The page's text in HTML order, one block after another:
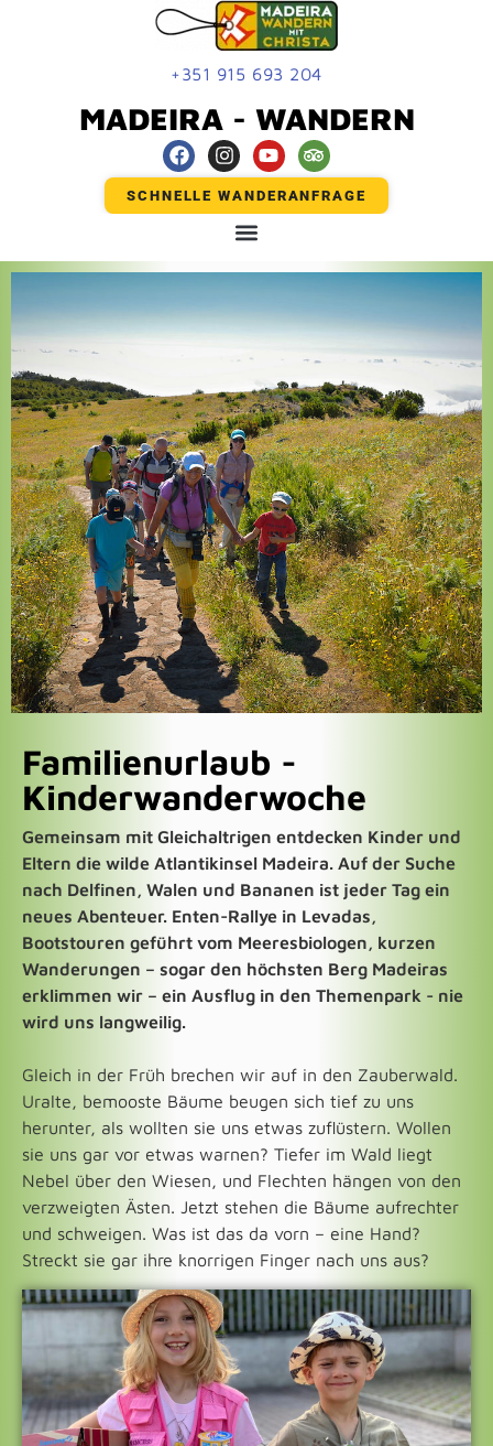
+351 915 693 204
MADEIRA - WANDERN
SCHNELLE WANDERANFRAGE
Familienurlaub -
Kinderwanderwoche​
Gemeinsam mit Gleichaltrigen entdecken Kinder und
Eltern die wilde Atlantikinsel Madeira. Auf der Suche
nach Delfinen, Walen und Bananen ist jeder Tag ein
neues Abenteuer. Enten-Rallye in Levadas,
Bootstouren geführt vom Meeresbiologen, kurzen
Wanderungen – sogar den höchsten Berg Madeiras
erklimmen wir – ein Ausflug in den Themenpark - nie
wird uns langweilig.
Gleich in der Früh brechen wir auf in den Zauberwald.
Uralte, bemooste Bäume beugen sich tief zu uns
herunter, als wollten sie uns etwas zuflüstern. Wollen
sie uns gar vor etwas warnen? Tiefer im Wald liegt
Nebel über den Wiesen, und Flechten hängen von den
verzweigten Ästen. Jetzt stehen die Bäume aufrechter
und schweigen. Was ist das da vorn – eine Hand?
Streckt sie gar ihre knorrigen Finger nach uns aus?